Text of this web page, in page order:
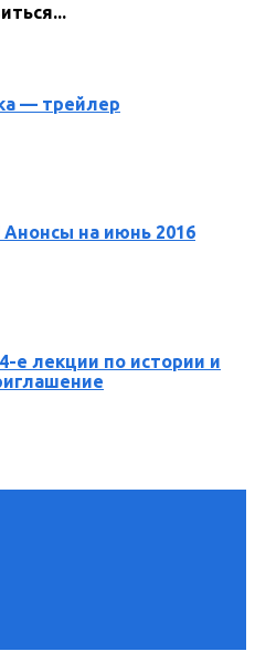
— трейлер
Анонсы на июнь 2016
е лекции по истории и